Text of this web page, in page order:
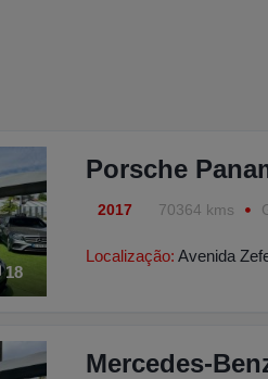
18
Porsche
2017 70364 kms
Localização: Avenida
Mercedes-